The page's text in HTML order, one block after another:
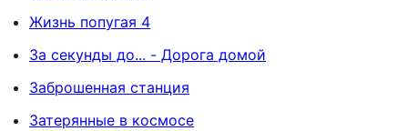
Жизнь попугая 4
За секунды до... - Дорога домой
Заброшенная станция
Затерянные в космосе